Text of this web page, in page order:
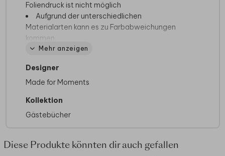
Foliendruck ist nicht möglich
Aufgrund der unterschiedlichen
Materialarten kann es zu Farbabweichungen
kommen.
Die Vorderseite des Buches ist auf der
rechten Seite und die Rückseite auf der
bedruckt wird.
Wir empfehlen dir, keine Texte oder Bilder
Mehr anzeigen
Designer
Made for Moments
Kollektion
Gästebücher
Diese Produkte könnten dir auch gefallen